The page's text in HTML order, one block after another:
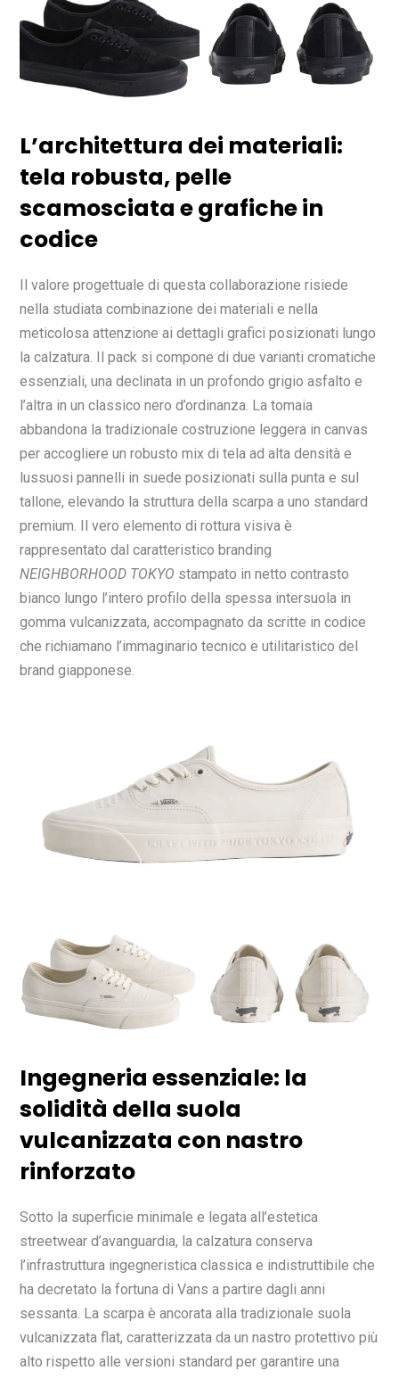
L’architettura dei materiali:
tela robusta, pelle
scamosciata e grafiche in
codice
Il valore progettuale di questa collaborazione risiede
nella studiata combinazione dei materiali e nella
meticolosa attenzione ai dettagli grafici posizionati lungo
la calzatura. Il pack si compone di due varianti cromatiche
essenziali, una declinata in un profondo grigio asfalto e
l’altra in un classico nero d’ordinanza. La tomaia
abbandona la tradizionale costruzione leggera in canvas
per accogliere un robusto mix di tela ad alta densità e
lussuosi pannelli in suede posizionati sulla punta e sul
tallone, elevando la struttura della scarpa a uno standard
premium. Il vero elemento di rottura visiva è
rappresentato dal caratteristico branding
NEIGHBORHOOD TOKYO stampato in netto contrasto
bianco lungo l’intero profilo della spessa intersuola in
gomma vulcanizzata, accompagnato da scritte in codice
che richiamano l’immaginario tecnico e utilitaristico del
brand giapponese.
Ingegneria essenziale: la
solidità della suola
vulcanizzata con nastro
rinforzato
Sotto la superficie minimale e legata all’estetica
streetwear d’avanguardia, la calzatura conserva
l’infrastruttura ingegneristica classica e indistruttibile che
ha decretato la fortuna di Vans a partire dagli anni
sessanta. La scarpa è ancorata alla tradizionale suola
vulcanizzata flat, caratterizzata da un nastro protettivo più
alto rispetto alle versioni standard per garantire una